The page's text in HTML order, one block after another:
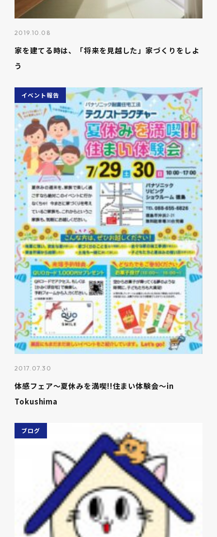
2019.10.08
家を建てる時は、「将来を見越した」家づくりをしよ
う
イベント報告
2017.07.30
体感フェア～夏休みを満喫!!住まい体験会～in
Tokushima
ブログ